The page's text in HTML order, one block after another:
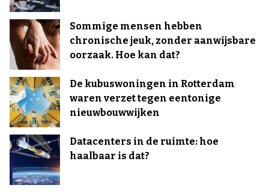
Sommige mensen hebben
chronische jeuk, zonder aanwijsbare
oorzaak. Hoe kan dat?
De kubuswoningen in Rotterdam
waren verzet tegen eentonige
nieuwbouwwijken
Datacenters in de ruimte: hoe
haalbaar is dat?